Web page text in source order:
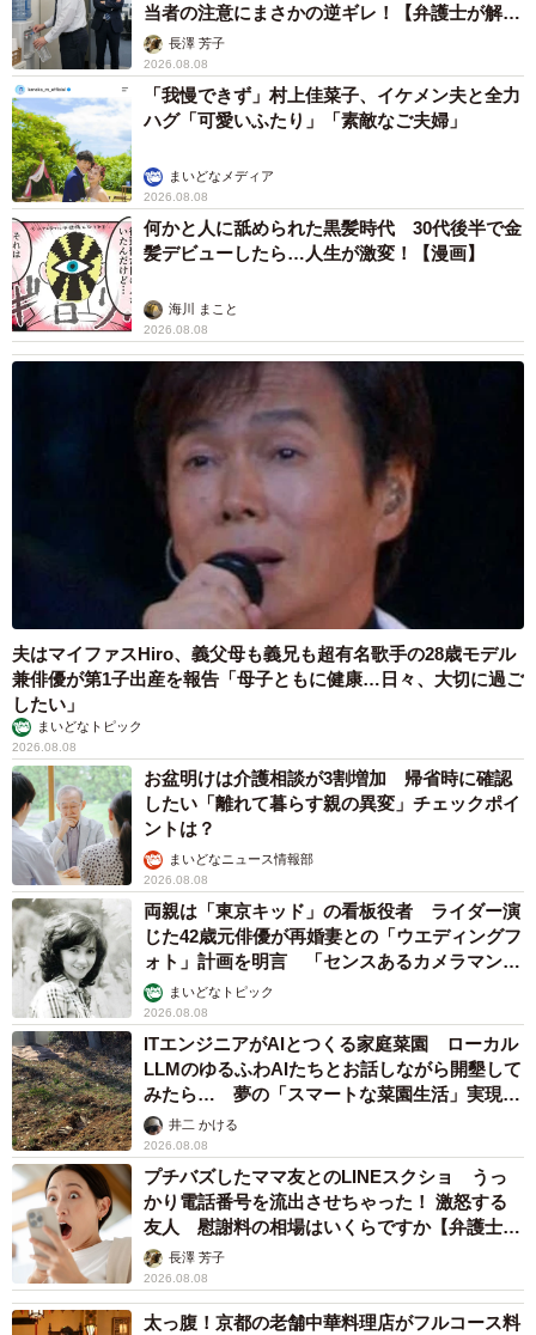
当者の注意にまさかの逆ギレ！【弁護士が解
説】長澤 芳子
2026.08.08
「我慢できず」村上佳菜子、イケメン夫と全力
ハグ「可愛いふたり」「素敵なご夫婦」
まいどなメディア
2026.08.08
何かと人に舐められた黒髪時代 30代後半で金
髪デビューしたら…人生が激変！【漫画】
海川 まこと
2026.08.08
夫はマイファスHiro、義父母も義兄も超有名歌手の28歳モデル
兼俳優が第1子出産を報告「母子ともに健康…日々、大切に過ご
したい」
まいどなトピック
2026.08.08
お盆明けは介護相談が3割増加 帰省時に確認
したい「離れて暮らす親の異変」チェックポイ
ントは？
まいどなニュース情報部
2026.08.08
両親は「東京キッド」の看板役者 ライダー演
じた42歳元俳優が再婚妻との「ウエディングフ
ォト」計画を明言 「センスあるカメラマン求
む」まいどなトピック
2026.08.08
ITエンジニアがAIとつくる家庭菜園 ローカル
LLMのゆるふわAIたちとお話しながら開墾して
みたら… 夢の「スマートな菜園生活」実現な
るか井二 かける
2026.08.08
プチバズしたママ友とのLINEスクショ うっ
かり電話番号を流出させちゃった！ 激怒する
友人 慰謝料の相場はいくらですか【弁護士が
解説】長澤 芳子
2026.08.08
太っ腹！京都の老舗中華料理店がフルコース料